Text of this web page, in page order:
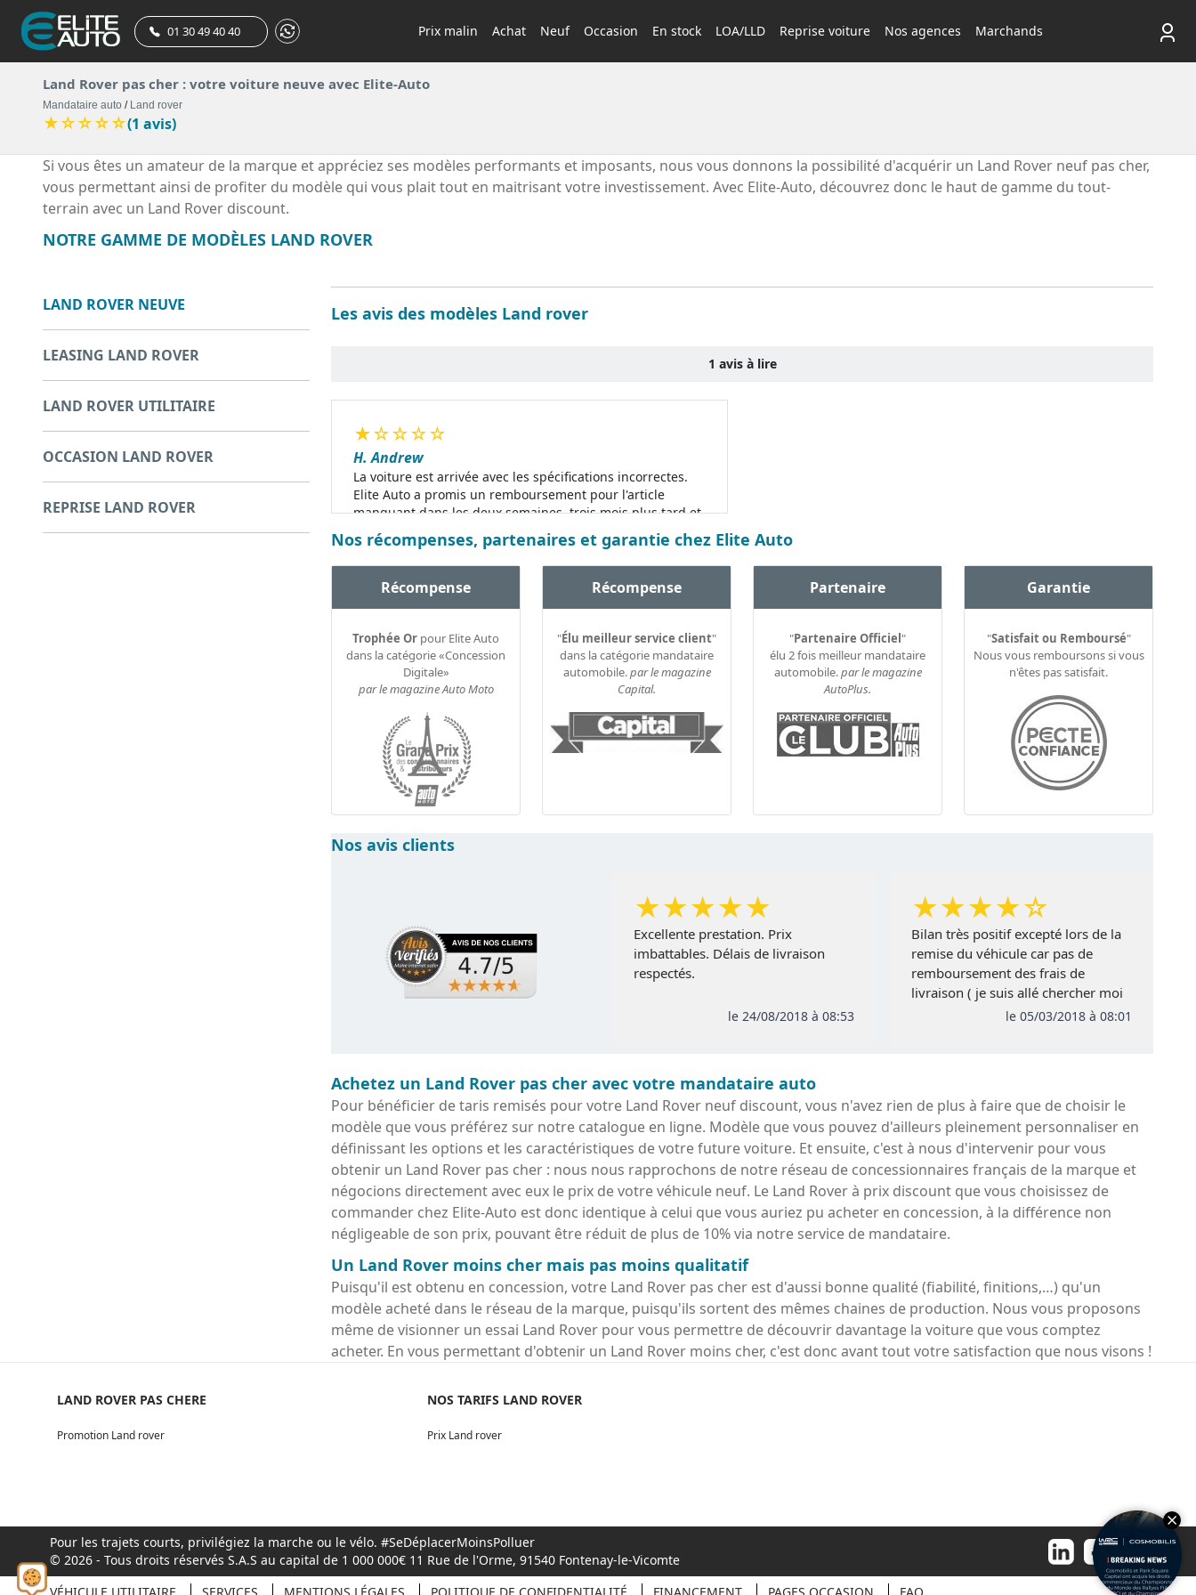
01 30 49 40 40 Prix malin Achat Neuf Occasion En stock LOA/LLD Reprise voiture Nos agences Marchands
Land Rover pas cher : votre voiture neuve avec Elite-Auto
Mandataire auto / Land rover
★☆☆☆☆(1 avis)
Si vous êtes un amateur de la marque et appréciez ses modèles performants et imposants, nous vous donnons la possibilité d'acquérir un Land Rover neuf pas cher,
vous permettant ainsi de profiter du modèle qui vous plait tout en maitrisant votre investissement. Avec Elite-Auto, découvrez donc le haut de gamme du tout-
terrain avec un Land Rover discount.
NOTRE GAMME DE MODÈLES LAND ROVER
LAND ROVER NEUVE
LEASING LAND ROVER
LAND ROVER UTILITAIRE
OCCASION LAND ROVER
REPRISE LAND ROVER
Les avis des modèles Land rover
1 avis à lire
★☆☆☆☆
H. Andrew
La voiture est arrivée avec les spécifications incorrectes.
Elite Auto a promis un remboursement pour l'article
manquant dans les deux semaines, trois mois plus tard et
après de nombreuses demandes, je n'ai toujours pas reçu
mon remboursement.
Nos récompenses, partenaires et garantie chez Elite Auto
Récompense
Trophée Or pour Elite Auto
dans la catégorie «Concession
Digitale»
par le magazine Auto Moto
Récompense
"Élu meilleur service client"
dans la catégorie mandataire
automobile.par le magazine
Capital.
Partenaire
"Partenaire Officiel"
élu 2 fois meilleur mandataire
automobile.par le magazine
AutoPlus.
Garantie
"Satisfait ou Remboursé"
Nous vous remboursons si vous
n'êtes pas satisfait.
Nos avis clients
★★★★★
Excellente prestation. Prix
imbattables. Délais de livraison
respectés.
le 24/08/2018 à 08:53
★★★★☆
Bilan très positif excepté lors de la
remise du véhicule car pas de
remboursement des frais de
livraison ( je suis allé chercher moi
meme la voiture a l'agence de
le 05/03/2018 à 08:01
Achetez un Land Rover pas cher avec votre mandataire auto
Pour bénéficier de taris remisés pour votre Land Rover neuf discount, vous n'avez rien de plus à faire que de choisir le
modèle que vous préférez sur notre catalogue en ligne. Modèle que vous pouvez d'ailleurs pleinement personnaliser en
définissant les options et les caractéristiques de votre future voiture. Et ensuite, c'est à nous d'intervenir pour vous
obtenir un Land Rover pas cher : nous nous rapprochons de notre réseau de concessionnaires français de la marque et
négocions directement avec eux le prix de votre véhicule neuf. Le Land Rover à prix discount que vous choisissez de
commander chez Elite-Auto est donc identique à celui que vous auriez pu acheter en concession, à la différence non
négligeable de son prix, pouvant être réduit de plus de 10% via notre service de mandataire.
Un Land Rover moins cher mais pas moins qualitatif
Puisqu'il est obtenu en concession, votre Land Rover pas cher est d'aussi bonne qualité (fiabilité, finitions,…) qu'un
modèle acheté dans le réseau de la marque, puisqu'ils sortent des mêmes chaines de production. Nous vous proposons
même de visionner un essai Land Rover pour vous permettre de découvrir davantage la voiture que vous comptez
acheter. En vous permettant d'obtenir un Land Rover moins cher, c'est donc avant tout votre satisfaction que nous visons !
LAND ROVER PAS CHERE
Promotion Land rover
NOS TARIFS LAND ROVER
Prix Land rover
Pour les trajets courts, privilégiez la marche ou le vélo. #SeDéplacerMoinsPolluer
© 2026 - Tous droits réservés S.A.S au capital de 1 000 000€ 11 Rue de l'Orme, 91540 Fontenay-le-Vicomte